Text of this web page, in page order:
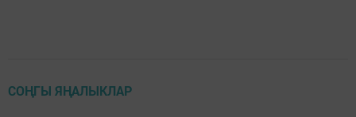
СОҢГЫ ЯҢАЛЫКЛАР